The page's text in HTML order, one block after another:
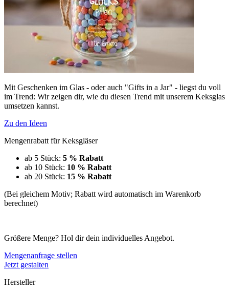
Mit Geschenken im Glas - oder auch "Gifts in a Jar" - liegst du voll
im Trend: Wir zeigen dir, wie du diesen Trend mit unserem Keksglas
umsetzen kannst.
Zu den Ideen
Mengenrabatt für Keksgläser
ab 5 Stück: 5 % Rabatt
ab 10 Stück: 10 % Rabatt
ab 20 Stück: 15 % Rabatt
(Bei gleichem Motiv; Rabatt wird automatisch im Warenkorb
berechnet)
Größere Menge? Hol dir dein individuelles Angebot.
Mengenanfrage stellen
Jetzt gestalten
Hersteller